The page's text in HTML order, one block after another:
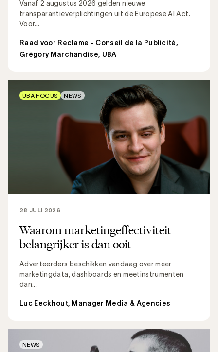
Vanaf 2 augustus 2026 gelden nieuwe
transparantieverplichtingen uit de Europese AI Act.
Voor...
Raad voor Reclame - Conseil de la Publicité,
Grégory Marchandise, UBA
Waarom marketingeffectiviteit
belangrijker is dan ooit
Adverteerders beschikken vandaag over meer
marketingdata, dashboards en meetinstrumenten
dan...
28 JULI 2026
Luc Eeckhout, Manager Media & Agencies
UBA FOCUS NEWS
NEWS